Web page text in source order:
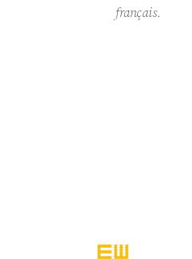
français.